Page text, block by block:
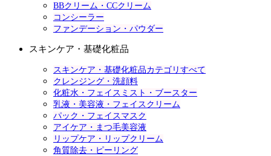
BBクリーム・CCクリーム
コンシーラー
ファンデーション・パウダー
スキンケア・基礎化粧品
スキンケア・基礎化粧品カテゴリすべて
クレンジング・洗顔料
化粧水・フェイスミスト・ブースター
乳液・美容液・フェイスクリーム
パック・フェイスマスク
アイケア・まつ毛美容液
リップケア・リップクリーム
角質除去・ピーリング